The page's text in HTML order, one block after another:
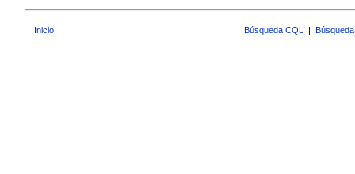
Inicio Búsqueda CQL